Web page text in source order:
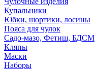
Купальники
Юбки, шортики, лосины
Пояса для чулок
Садо-мазо, Фетиш, БДСМ
Кляпы
Маски
Наборы